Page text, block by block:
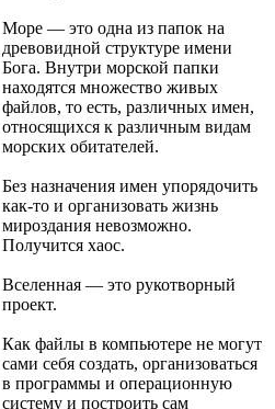
Море — это одна из папок на
древовидной структуре имени
Бога. Внутри морской папки
находятся множество живых
файлов, то есть, различных имен,
относящихся к различным видам
морских обитателей.
Без назначения имен упорядочить
как-то и организовать жизнь
мироздания невозможно.
Получится хаос.
Вселенная — это рукотворный
проект.
Как файлы в компьютере не могут
сами себя создать, организоваться
в программы и операционную
систему и построить сам